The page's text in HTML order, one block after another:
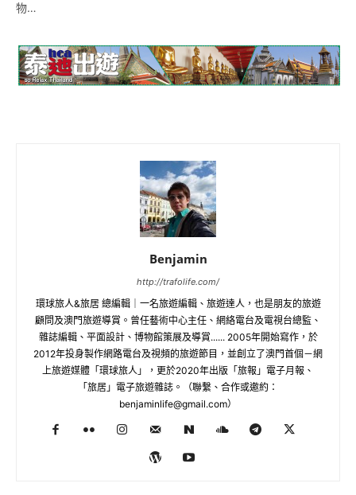
物…
Benjamin
http://trafolife.com/
環球旅人&旅居 總編輯｜一名旅遊編輯、旅遊達人，也是朋友的旅遊
顧問及澳門旅遊導賞。曾任藝術中心主任、網絡電台及電視台總監、
雜誌編輯、平面設計、博物館策展及導賞...... 2005年開始寫作，於
2012年投身製作網路電台及視頻的旅遊節目，並創立了澳門首個－網
上旅遊媒體「環球旅人」，更於2020年出版「旅報」電子月報、
「旅居」電子旅遊雜誌。（聯繫、合作或邀約：
benjaminlife@gmail.com）